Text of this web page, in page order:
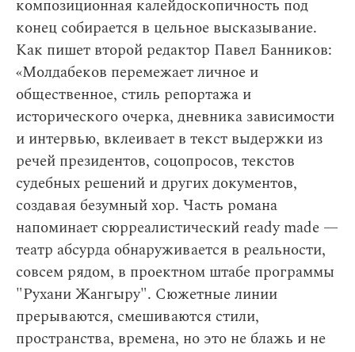
композиционная калейдоскопичность под
конец собирается в цельное высказывание.
Как пишет второй редактор Павел Банников:
«Молдабеков перемежает личное и
общественное, стиль репортажа и
исторического очерка, дневника зависимости
и интервью, вклеивает в текст выдержки из
речей президентов, соцопросов, текстов
судебных решений и других документов,
создавая безумный хор. Часть романа
напоминает сюрреалистический ready made —
театр абсурда обнаруживается в реальности,
совсем рядом, в проектном штабе программы
"Рухани Жангыру". Сюжетные линии
прерываются, смешиваются стили,
пространства, времена, но это не блажь и не